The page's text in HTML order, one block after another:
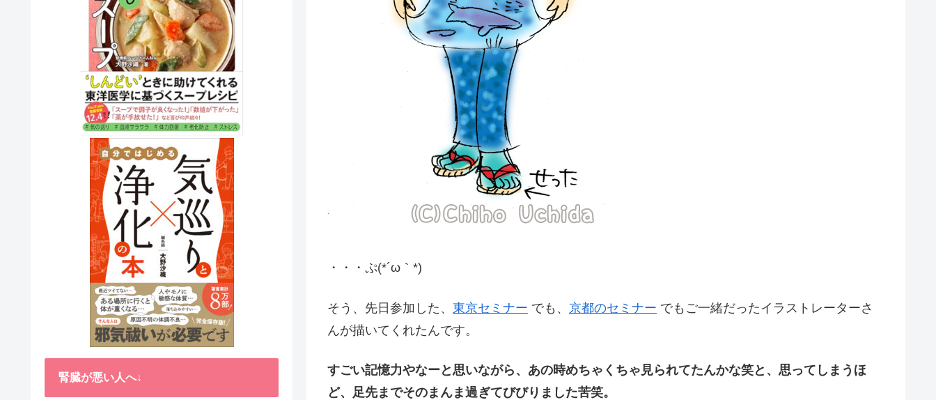
・・・ぷ(*´ω｀*)
そう、先日参加した、 東京セミナー でも、 京都のセミナー でもご一緒だったイラストレーターさ
んが描いてくれたんです。
すごい記憶力やなーと思いながら、あの時めちゃくちゃ見られてたんかな笑と、思ってしまうほ
ど、足先までそのまんま過ぎてびびりました苦笑。
腎臓が悪い人へ↓